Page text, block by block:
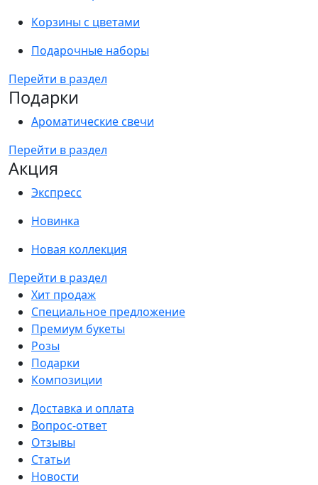
Корзины с цветами
Подарочные наборы
Перейти в раздел
Подарки
Ароматические свечи
Перейти в раздел
Акция
Экспресс
Новинка
Новая коллекция
Перейти в раздел
Хит продаж
Специальное предложение
Премиум букеты
Розы
Подарки
Композиции
Доставка и оплата
Вопрос-ответ
Отзывы
Статьи
Новости